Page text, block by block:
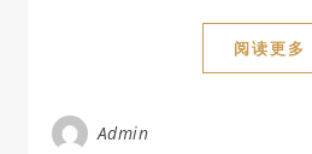
阅读更多
Admin